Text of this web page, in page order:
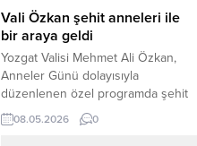
altında yapılan denetimler, 12.00-
14.00, 16.00-18.00 saatleri
arasında...
Vali Özkan şehit anneleri ile
bir araya geldi
Yozgat Valisi Mehmet Ali Özkan,
Anneler Günü dolayısıyla
düzenlenen özel programda şehit
emanetleriyle bir araya geldi.
Yozgat Şehit ve Gazi Aileleri
08.05.2026 0